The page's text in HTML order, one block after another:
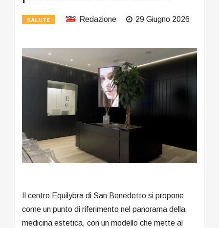
SALUTE Redazione 29 Giugno 2026
Il centro Equilybra di San Benedetto si propone
come un punto di riferimento nel panorama della
medicina estetica, con un modello che mette al